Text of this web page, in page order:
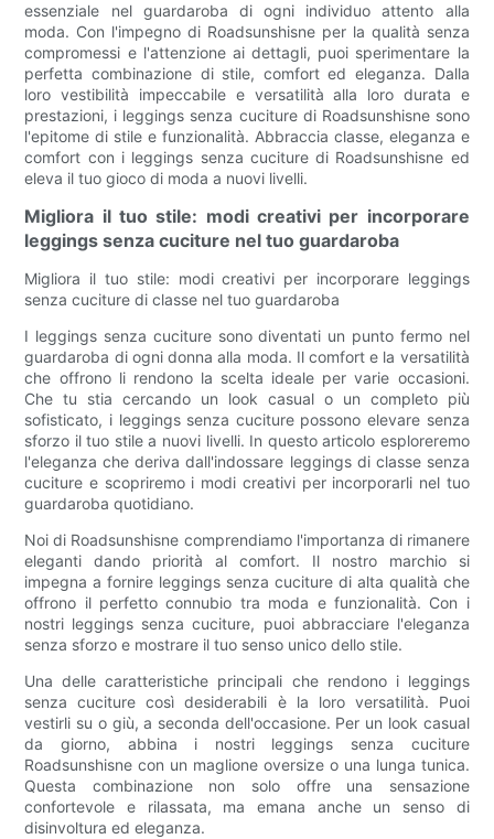
essenziale nel guardaroba di ogni individuo attento alla
moda. Con l'impegno di Roadsunshisne per la qualità senza
compromessi e l'attenzione ai dettagli, puoi sperimentare la
perfetta combinazione di stile, comfort ed eleganza. Dalla
loro vestibilità impeccabile e versatilità alla loro durata e
prestazioni, i leggings senza cuciture di Roadsunshisne sono
l'epitome di stile e funzionalità. Abbraccia classe, eleganza e
comfort con i leggings senza cuciture di Roadsunshisne ed
eleva il tuo gioco di moda a nuovi livelli.
Migliora il tuo stile: modi creativi per incorporare
leggings senza cuciture nel tuo guardaroba
Migliora il tuo stile: modi creativi per incorporare leggings
senza cuciture di classe nel tuo guardaroba
I leggings senza cuciture sono diventati un punto fermo nel
guardaroba di ogni donna alla moda. Il comfort e la versatilità
che offrono li rendono la scelta ideale per varie occasioni.
Che tu stia cercando un look casual o un completo più
sofisticato, i leggings senza cuciture possono elevare senza
sforzo il tuo stile a nuovi livelli. In questo articolo esploreremo
l'eleganza che deriva dall'indossare leggings di classe senza
cuciture e scopriremo i modi creativi per incorporarli nel tuo
guardaroba quotidiano.
Noi di Roadsunshisne comprendiamo l'importanza di rimanere
eleganti dando priorità al comfort. Il nostro marchio si
impegna a fornire leggings senza cuciture di alta qualità che
offrono il perfetto connubio tra moda e funzionalità. Con i
nostri leggings senza cuciture, puoi abbracciare l'eleganza
senza sforzo e mostrare il tuo senso unico dello stile.
Una delle caratteristiche principali che rendono i leggings
senza cuciture così desiderabili è la loro versatilità. Puoi
vestirli su o giù, a seconda dell'occasione. Per un look casual
da giorno, abbina i nostri leggings senza cuciture
Roadsunshisne con un maglione oversize o una lunga tunica.
Questa combinazione non solo offre una sensazione
confortevole e rilassata, ma emana anche un senso di
disinvoltura ed eleganza.